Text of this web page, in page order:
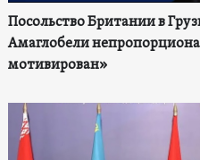
Посольство Британии в
Амаглобели
мотивирован»